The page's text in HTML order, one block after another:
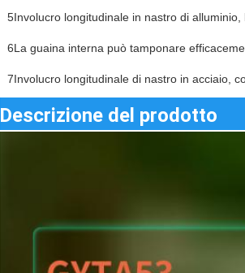
5Involucro longitudinale in nastro di
6La guaina interna può tamponare
7Involucro longitudinale di nastro in acciaio,
Descrizione del prodotto